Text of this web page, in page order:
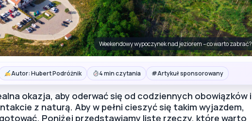
Weekendowy wypoczynek nad jeziorem – co warto zabrać?
Autor: Hubert Podróżnik 4 min czytania #Artykuł sponsorowany
okazja, aby oderwać się od codziennych obowiązków i
z naturą. Aby w pełni cieszyć się takim wyjazdem,
Poniżej przedstawiamy listę rzeczy, które warto